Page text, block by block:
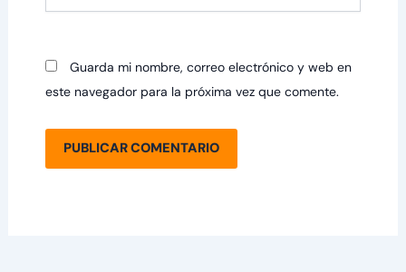
Guarda mi nombre, correo electrónico y web en
este navegador para la próxima vez que comente.